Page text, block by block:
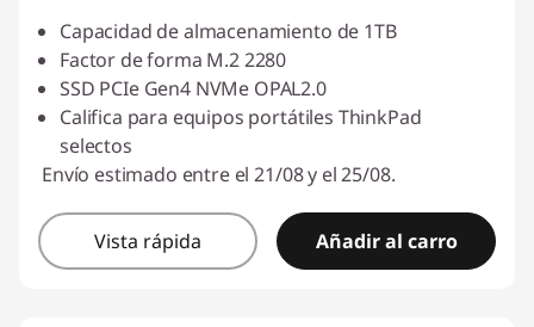
Capacidad de almacenamiento de 1TB
Factor de forma M.2 2280
SSD PCIe Gen4 NVMe OPAL2.0
Califica para equipos portátiles ThinkPad
selectos
Envío estimado entre el 21/08 y el 25/08.
Vista rápida Añadir al carro